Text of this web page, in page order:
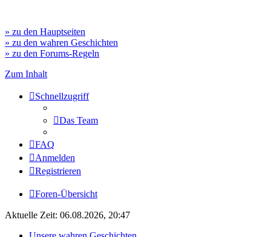
» zu den Hauptseiten
» zu den wahren Geschichten
» zu den Forums-Regeln
Zum Inhalt
Schnellzugriff
Das Team
FAQ
Anmelden
Registrieren
Foren-Übersicht
Aktuelle Zeit: 06.08.2026, 20:47